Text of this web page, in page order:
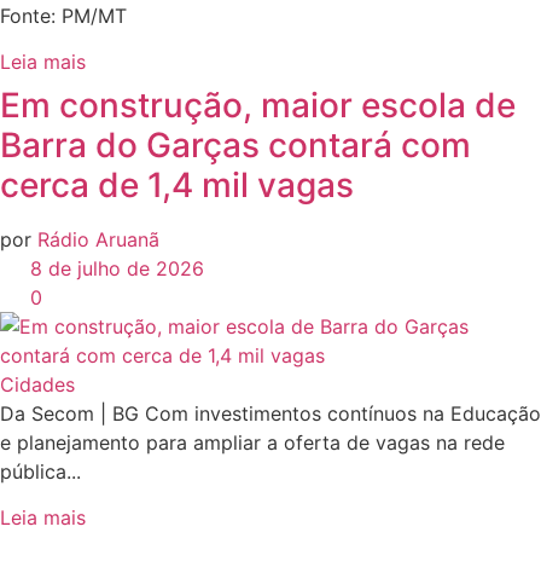
Fonte: PM/MT
Leia mais
Em construção, maior escola de
Barra do Garças contará com
cerca de 1,4 mil vagas
por Rádio Aruanã
8 de julho de 2026
0
Cidades
Da Secom | BG Com investimentos contínuos na Educação
e planejamento para ampliar a oferta de vagas na rede
pública...
Leia mais